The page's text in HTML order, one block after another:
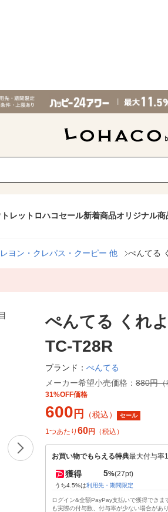
レット ロハコセール新着商品オリジナル商
ヨン・クレパス・クーピー 他 ぺんてる
ぺんてる くれ
TC-T28R
ブランド： ぺんてる
メーカー希望小売価格： 880円（
31%OFF価格
600 円 （税込） セール
1つあたり 60円 （税込）
お買い物でもらえる特典最大付与率
獲得 5%(27pt)
うち4.5%は利用先・期間限定
ログイン&全額PayPay支払いで獲得でき
も実際の付与数、付与率が少ない場合があ